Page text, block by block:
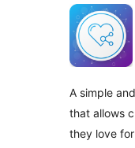
A simple
that allows
they love